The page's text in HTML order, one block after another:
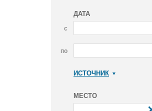
ДАТА
с
по
ИСТОЧНИК
МЕСТО